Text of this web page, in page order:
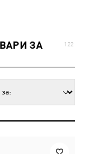
ЗА
122